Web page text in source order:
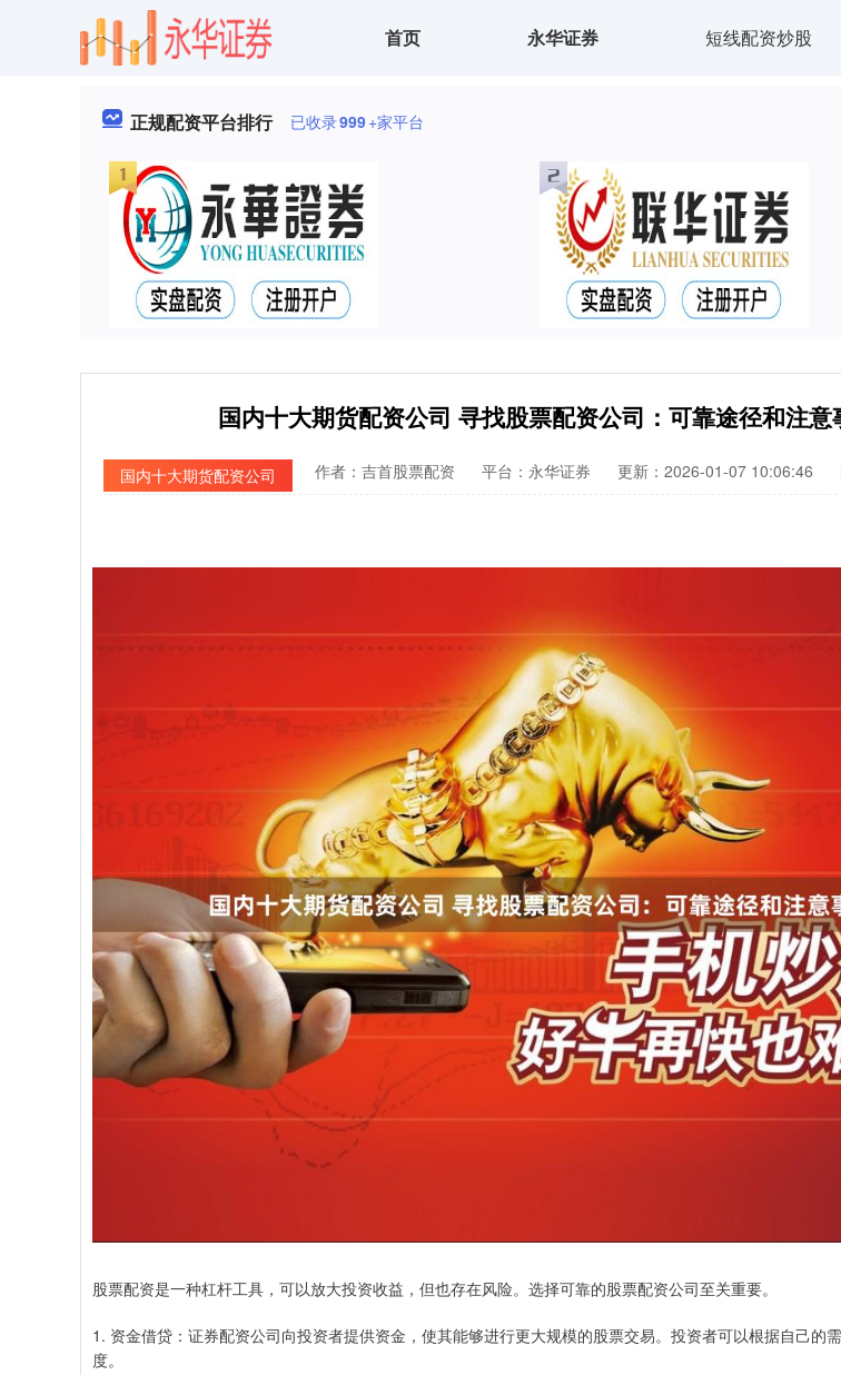
首页 永华证券 短线配资炒股
正规配资平台排行 已收录999+家平台
国内十大期货配资公司 寻找股票配资公司：可靠途径和注意
国内十大期货配资公司 作者：吉首股票配资 平台：永华证券 更新：2026-01-07 10:06:46
股票配资是一种杠杆工具，可以放大投资收益，但也存在风险。选择可靠的股票配资公司至关重要。
1. 资金借贷：证券配资公司向投资者提供资金，使其能够进行更大规模的股票交易。投资者可以根据自己的
度。